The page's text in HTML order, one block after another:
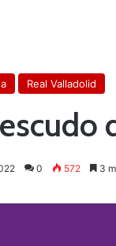
Real Valladolid
0 572 3